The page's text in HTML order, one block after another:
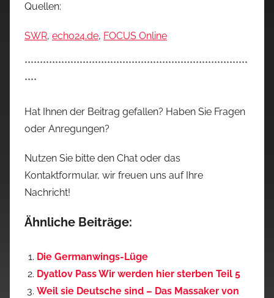
Quellen:
SWR, echo24.de, FOCUS Online
*************************************************************************
****
Hat Ihnen der Beitrag gefallen? Haben Sie Fragen
oder Anregungen?
Nutzen Sie bitte den Chat oder das
Kontaktformular, wir freuen uns auf Ihre
Nachricht!
Ähnliche Beiträge:
Die Germanwings-Lüge
Dyatlov Pass Wir werden hier sterben Teil 5
Weil sie Deutsche sind – Das Massaker von